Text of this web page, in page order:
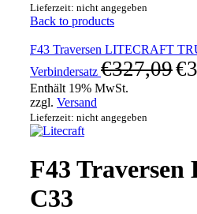
Lieferzeit: nicht angegeben
Back to products
F43 Traversen LITECRAFT
Verbindersatz €327,09€
Enthält 19% MwSt.
zzgl. Versand
Lieferzeit: nicht angegeben
F43
C33